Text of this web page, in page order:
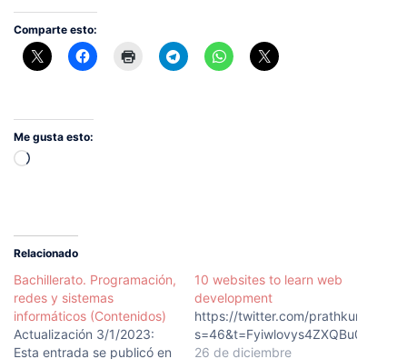
Comparte esto:
Me gusta esto:
Cargando...
Relacionado
Bachillerato. Programación,
redes y sistemas
informáticos (Contenidos)
Actualización 3/1/2023:
Esta entrada se publicó en
10 websites to learn web
development
https://twitter.com/prathkum/
26 de diciembre